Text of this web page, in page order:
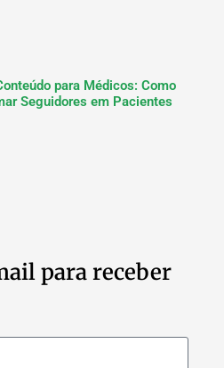
para Médicos: Como
Seguidores em Pacientes
para receber